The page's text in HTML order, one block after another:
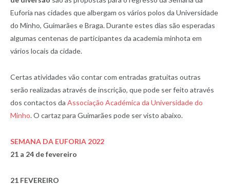
Euforia nas cidades que albergam os vários polos da Universidade
do Minho, Guimarães e Braga. Durante estes dias são esperadas
algumas centenas de participantes da academia minhota em
vários locais da cidade.
Certas atividades vão contar com entradas gratuitas outras
serão realizadas através de inscrição, que pode ser feito através
dos contactos da Associação Académica da Universidade do
Minho. O cartaz para Guimarães pode ser visto abaixo.
SEMANA DA EUFORIA 2022
21 a 24 de fevereiro
21 FEVEREIRO